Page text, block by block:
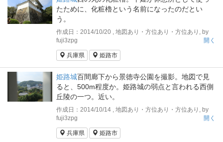
たために、化粧櫓という名前になったのだとい
う。
作成日：2014/10/20 , 地図あり・方位あり・方位あり, by
fuji3zpg
開く
兵庫県 姫路市
姫路城百間廊下から景徳寺公園を撮影。地図で見
ると、500m程度か。姫路城の弱点と言われる西側
丘陵の一つ。近い。
作成日：2014/10/14 , 地図あり・方位あり・方位あり, by
fuji3zpg
開く
兵庫県 姫路市